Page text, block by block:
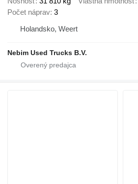
Počet náprav 3
Holandsko, Weert
Nebim Used Trucks B.V.